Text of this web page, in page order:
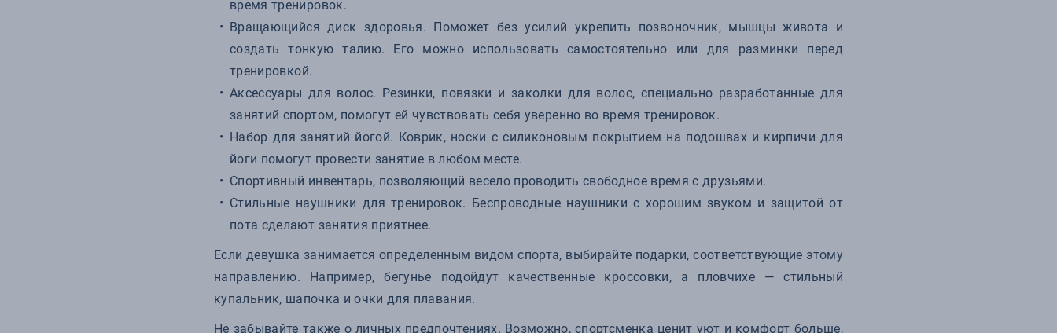
время тренировок.
Вращающийся диск здоровья. Поможет без усилий укрепить позвоночник, мышцы живота и
создать тонкую талию. Его можно использовать самостоятельно или для разминки перед
тренировкой.
Аксессуары для волос. Резинки, повязки и заколки для волос, специально разработанные для
занятий спортом, помогут ей чувствовать себя уверенно во время тренировок.
Набор для занятий йогой. Коврик, носки с силиконовым покрытием на подошвах и кирпичи для
йоги помогут провести занятие в любом месте.
Спортивный инвентарь, позволяющий весело проводить свободное время с друзьями.
Стильные наушники для тренировок. Беспроводные наушники с хорошим звуком и защитой от
пота сделают занятия приятнее.
Если девушка занимается определенным видом спорта, выбирайте подарки, соответствующие этому
направлению. Например, бегунье подойдут качественные кроссовки, а пловчихе — стильный
купальник, шапочка и очки для плавания.
Не забывайте также о личных предпочтениях. Возможно, спортсменка ценит уют и комфорт больше,